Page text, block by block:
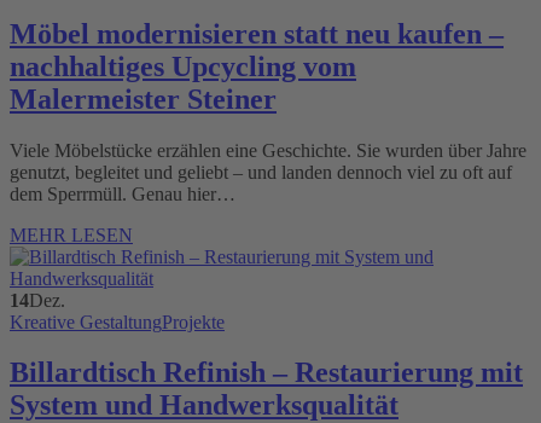
Möbel modernisieren statt neu kaufen –
nachhaltiges Upcycling vom
Malermeister Steiner
Viele Möbelstücke erzählen eine Geschichte. Sie wurden über Jahre
genutzt, begleitet und geliebt – und landen dennoch viel zu oft auf
dem Sperrmüll. Genau hier…
MEHR LESEN
14Dez.
Kreative GestaltungProjekte
Billardtisch Refinish – Restaurierung mit
System und Handwerksqualität